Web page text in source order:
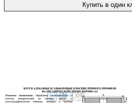
Купить в один